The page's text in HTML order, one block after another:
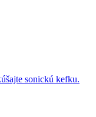
sonickú kefku.